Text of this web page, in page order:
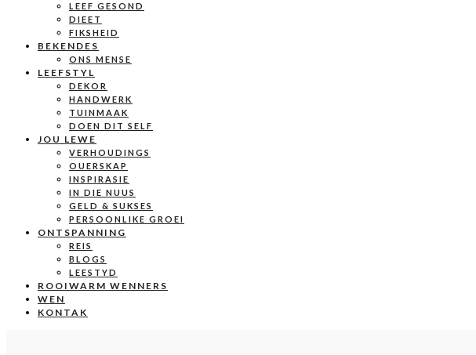
LEEF GESOND
DIEET
FIKSHEID
BEKENDES
ONS MENSE
LEEFSTYL
DEKOR
HANDWERK
TUINMAAK
DOEN DIT SELF
JOU LEWE
VERHOUDINGS
OUERSKAP
INSPIRASIE
IN DIE NUUS
GELD & SUKSES
PERSOONLIKE GROEI
ONTSPANNING
REIS
BLOGS
LEESTYD
ROOIWARM WENNERS
WEN
KONTAK